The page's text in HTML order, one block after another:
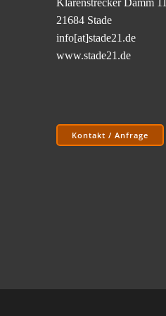
21684 Stade
info[at]stade21.de
www.stade21.de
Kontakt / Anfrage